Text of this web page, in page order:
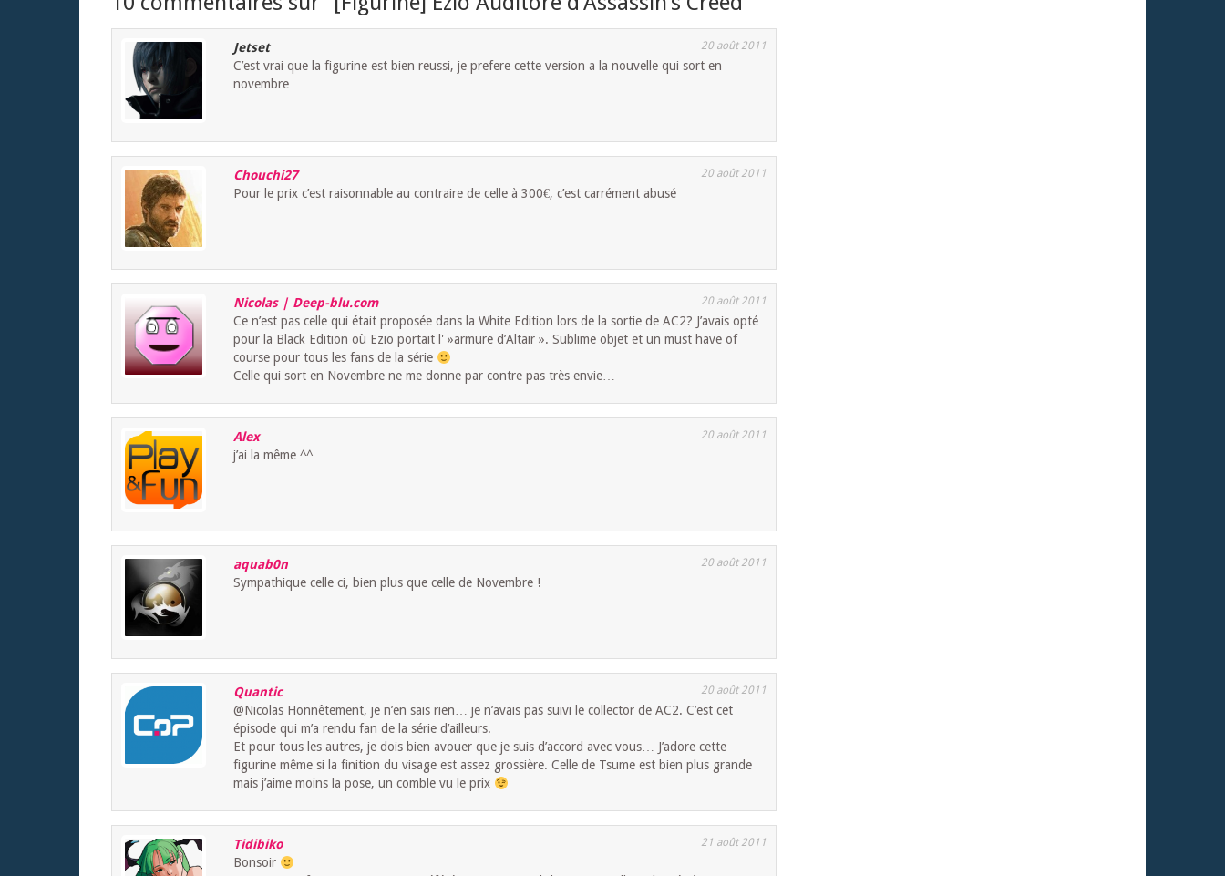
Jetset 20 août 2011
C’est vrai que la figurine est bien reussi, je prefere cette version a la nouvelle qui sort en
novembre
Chouchi27 20 août 2011
Pour le prix c’est raisonnable au contraire de celle à 300€, c’est carrément abusé
Nicolas | Deep-blu.com 20 août 2011
Ce n’est pas celle qui était proposée dans la White Edition lors de la sortie de AC2? J’avais opté
pour la Black Edition où Ezio portait l' »armure d’Altaïr ». Sublime objet et un must have of
course pour tous les fans de la série
Celle qui sort en Novembre ne me donne par contre pas très envie…
Alex 20 août 2011
j’ai la même ^^
aquab0n 20 août 2011
Sympathique celle ci, bien plus que celle de Novembre !
Quantic 20 août 2011
@Nicolas Honnêtement, je n’en sais rien… je n’avais pas suivi le collector de AC2. C’est cet
épisode qui m’a rendu fan de la série d’ailleurs.
Et pour tous les autres, je dois bien avouer que je suis d’accord avec vous… J’adore cette
figurine même si la finition du visage est assez grossière. Celle de Tsume est bien plus grande
mais j’aime moins la pose, un comble vu le prix
Tidibiko 21 août 2011
Bonsoir